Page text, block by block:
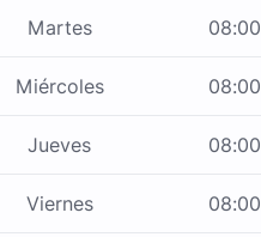
Martes 08:00
Miércoles 08:00
Jueves 08:00
Viernes 08:00